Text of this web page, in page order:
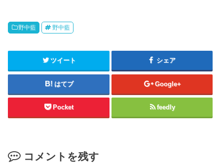
野中藍 野中藍
ツイート シェア
はてブ Google+
Pocket feedly
コメントを残す